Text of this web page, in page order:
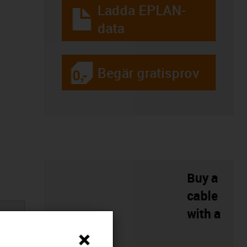
igus-icon-download-plan
Ladda EPLAN-
data
igus-icon-gratismuster
Begär gratisprov
Buy a
cable
with a